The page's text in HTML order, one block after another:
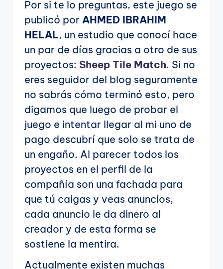
Por si te lo preguntas, este juego se
publicó por AHMED IBRAHIM
HELAL, un estudio que conocí hace
un par de días gracias a otro de sus
proyectos: Sheep Tile Match. Si no
eres seguidor del blog seguramente
no sabrás cómo terminó esto, pero
digamos que luego de probar el
juego e intentar llegar al mi uno de
pago descubrí que solo se trata de
un engaño. Al parecer todos los
proyectos en el perfil de la
compañía son una fachada para
que tú caigas y veas anuncios,
cada anuncio le da dinero al
creador y de esta forma se
sostiene la mentira.
Actualmente existen muchas